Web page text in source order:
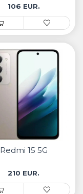
106 EUR.
Redmi 15 5G
210 EUR.